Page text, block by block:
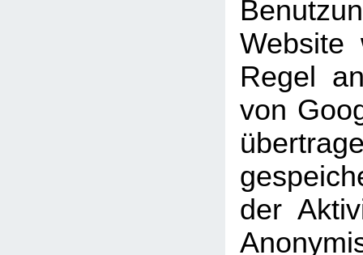
Website
Regel
von
der